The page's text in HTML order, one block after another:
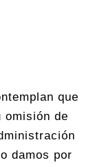
que
omisión de
damos por